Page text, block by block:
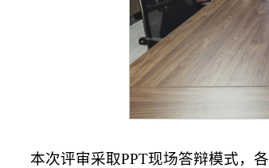
本次评审采取PPT现场答辩模式，